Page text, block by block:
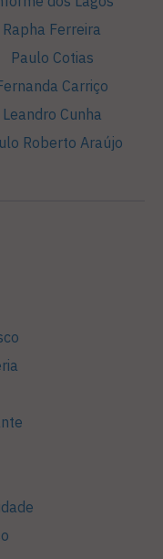
Rapha Ferreira
Paulo Cotias
Carriço
Leandro Cunha
Roberto Araújo